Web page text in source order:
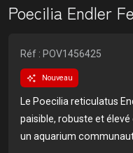
Poecilia Endler
Réf : POV1456425
Nouveau
Le Poecilia reticulatus
paisible, robuste et
un aquarium